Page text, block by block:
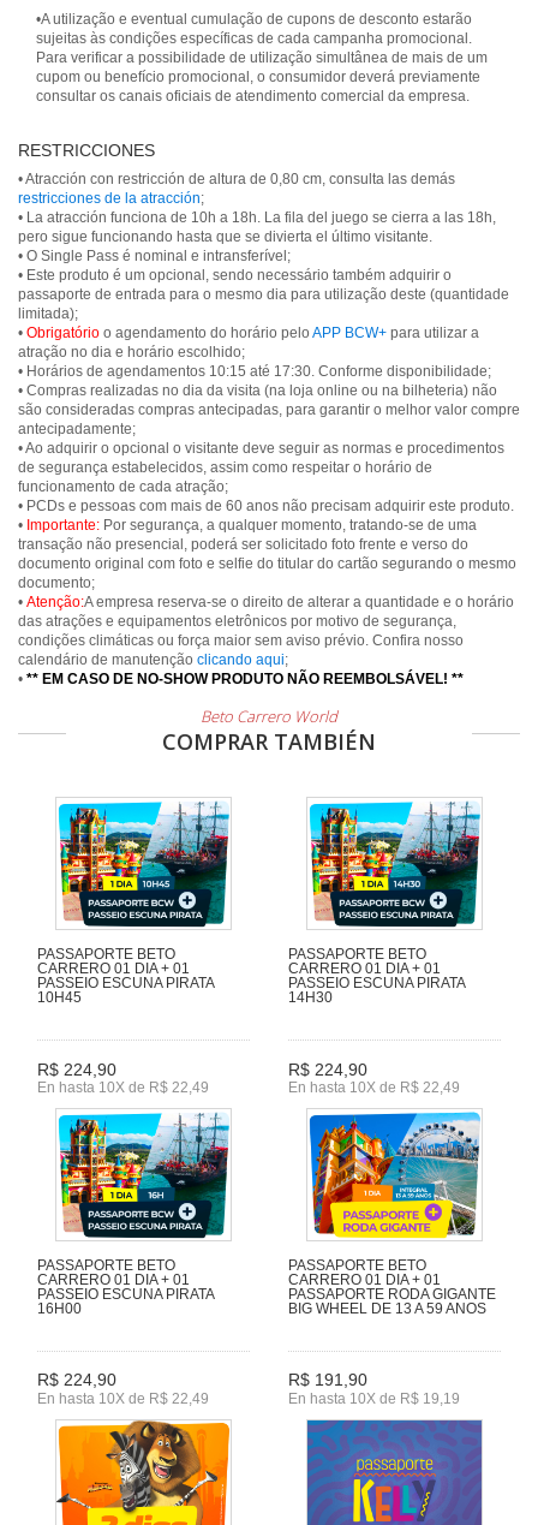
•A utilização e eventual cumulação de cupons de desconto estarão
sujeitas às condições específicas de cada campanha promocional.
Para verificar a possibilidade de utilização simultânea de mais de um
cupom ou benefício promocional, o consumidor deverá previamente
consultar os canais oficiais de atendimento comercial da empresa.
RESTRICCIONES
• Atracción con restricción de altura de 0,80 cm, consulta las demás
restricciones de la atracción;
• La atracción funciona de 10h a 18h. La fila del juego se cierra a las 18h,
pero sigue funcionando hasta que se divierta el último visitante.
• O Single Pass é nominal e intransferível;
• Este produto é um opcional, sendo necessário também adquirir o
passaporte de entrada para o mesmo dia para utilização deste (quantidade
limitada);
• Obrigatório o agendamento do horário pelo APP BCW+ para utilizar a
atração no dia e horário escolhido;
• Horários de agendamentos 10:15 até 17:30. Conforme disponibilidade;
• Compras realizadas no dia da visita (na loja online ou na bilheteria) não
são consideradas compras antecipadas, para garantir o melhor valor compre
antecipadamente;
• Ao adquirir o opcional o visitante deve seguir as normas e procedimentos
de segurança estabelecidos, assim como respeitar o horário de
funcionamento de cada atração;
• PCDs e pessoas com mais de 60 anos não precisam adquirir este produto.
• Importante: Por segurança, a qualquer momento, tratando-se de uma
transação não presencial, poderá ser solicitado foto frente e verso do
documento original com foto e selfie do titular do cartão segurando o mesmo
documento;
• Atenção:A empresa reserva-se o direito de alterar a quantidade e o horário
das atrações e equipamentos eletrônicos por motivo de segurança,
condições climáticas ou força maior sem aviso prévio. Confira nosso
calendário de manutenção clicando aqui;
• ** EM CASO DE NO-SHOW PRODUTO NÃO REEMBOLSÁVEL! **
Beto Carrero World
COMPRAR TAMBIÉN
PASSAPORTE BETO
CARRERO 01 DIA + 01
PASSEIO ESCUNA PIRATA
10H45
R$ 224,90
En hasta 10X de R$ 22,49
PASSAPORTE BETO
CARRERO 01 DIA + 01
PASSEIO ESCUNA PIRATA
14H30
R$ 224,90
En hasta 10X de R$ 22,49
PASSAPORTE BETO
CARRERO 01 DIA + 01
PASSEIO ESCUNA PIRATA
16H00
R$ 224,90
En hasta 10X de R$ 22,49
PASSAPORTE BETO
CARRERO 01 DIA + 01
PASSAPORTE RODA GIGANTE
BIG WHEEL DE 13 A 59 ANOS
R$ 191,90
En hasta 10X de R$ 19,19